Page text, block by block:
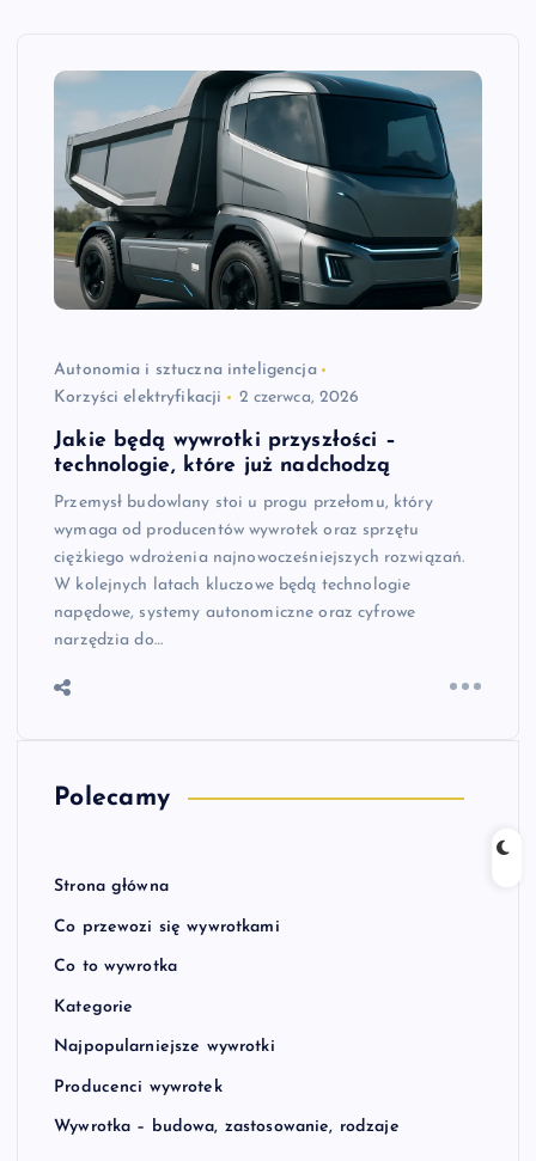
Autonomia i sztuczna inteligencja
Korzyści elektryfikacji
2 czerwca, 2026
Jakie będą wywrotki przyszłości –
technologie, które już nadchodzą
Przemysł budowlany stoi u progu przełomu, który
wymaga od producentów wywrotek oraz sprzętu
ciężkiego wdrożenia najnowocześniejszych rozwiązań.
W kolejnych latach kluczowe będą technologie
napędowe, systemy autonomiczne oraz cyfrowe
narzędzia do…
Polecamy
Strona główna
Co przewozi się wywrotkami
Co to wywrotka
Kategorie
Najpopularniejsze wywrotki
Producenci wywrotek
Wywrotka – budowa, zastosowanie, rodzaje